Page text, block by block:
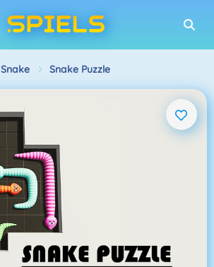
Snake Snake Puzzle